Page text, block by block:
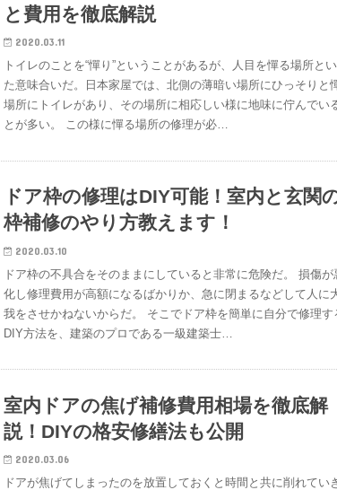
と費用を徹底解説
2020.03.11
トイレのことを“憚り”ということがあるが、人目を憚る場所と
た意味合いだ。日本家屋では、北側の薄暗い場所にひっそりと
場所にトイレがあり、その場所に相応しい様に地味に佇んでい
とが多い。 この様に憚る場所の修理が必…
ドア枠の修理はDIY可能！室内と玄関
枠補修のやり方教えます！
2020.03.10
ドア枠の不具合をそのままにしていると非常に危険だ。 損傷が
化し修理費用が高額になるばかりか、急に閉まるなどして人に
我をさせかねないからだ。 そこでドア枠を簡単に自分で修理す
DIY方法を、建築のプロである一級建築士…
室内ドアの焦げ補修費用相場を徹底解
説！DIYの格安修繕法も公開
2020.03.06
ドアが焦げてしまったのを放置しておくと時間と共に削れてい